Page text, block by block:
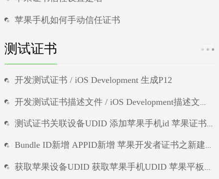
苹果手机如何手动信任证书
苹果手机app掉证书
ios签名论坛
ios方法签名
测试证书
开发测试证书 / iOS Development 生成P12
测试证书关联设备UDID 添加苹果手机id 苹果证书新增测试设备UDID
Bundle ID新增 APPID新增 苹果开发者证书之新建APP唯一标识符